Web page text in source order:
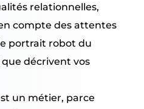
relationnelles,
compte des attentes
portrait robot du
décrivent vos
un métier, parce